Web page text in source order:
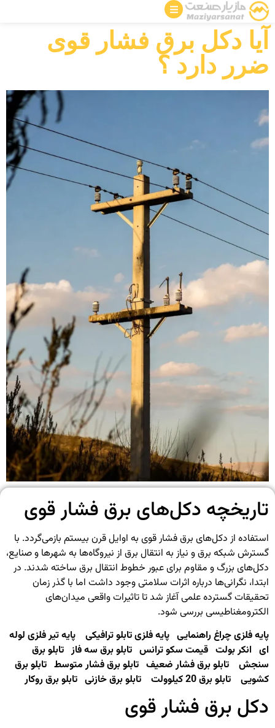
آیا دکل برق فشار قوی
ضرر دارد ؟
تاریخچه دکل‌های برق فشار قوی
استفاده از دکل‌های برق فشار قوی به اوایل قرن بیستم بازمی‌گردد. با
گسترش شبکه برق و نیاز به انتقال برق از نیروگاه‌ها به شهرها و صنایع،
دکل‌های بزرگ و مقاوم برای عبور خطوط انتقال برق ساخته شدند. در
ابتدا، نگرانی‌ها درباره اثرات سلامتی وجود داشت اما با گذر زمان
تحقیقات گسترده علمی آغاز شد تا تاثیرات واقعی میدان‌های
الکترومغناطیسی بررسی شود.
پایهفلزیچراغراهنمایی پایهفلزیتابلوترافیکی پایهتیرفلزی لوله
ای انکربولت قیمت سکوترانس تابلوبرق سهفاز تابلوبرق
سنجش
تابلوبرقفشار ضعیف تابلوبرقفشار متوسط تابلوبرق
کشویی
تابلوبرق کیلوولت تابلوبرقخازنی تابلوبرقروکار
دکل برق فشار قوی